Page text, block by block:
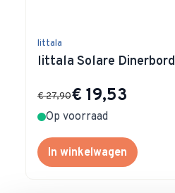
littala
Iittala Solare
Special Price
€ 19,53
€ 27,90
Op voorraad
In winkelwagen